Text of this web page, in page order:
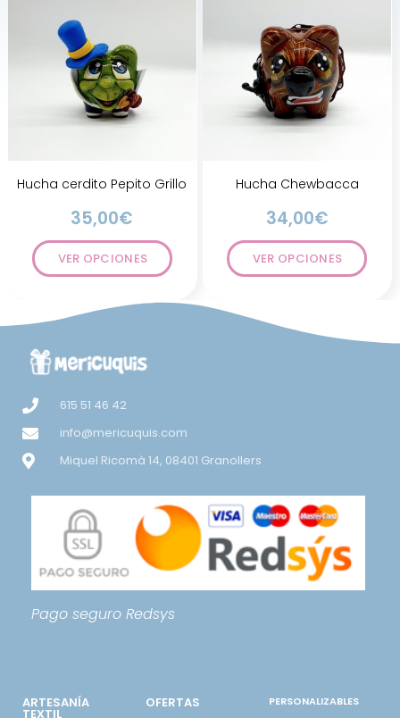
Hucha cerdito Pepito Grillo
35,00€
VER OPCIONES
Hucha Chewbacca
34,00€
VER OPCIONES
615 51 46 42
info@mericuquis.com
Miquel Ricomà 14, 08401 Granollers
Pago seguro Redsys
ARTESANÍA
TEXTIL
OFERTAS PERSONALIZABLES